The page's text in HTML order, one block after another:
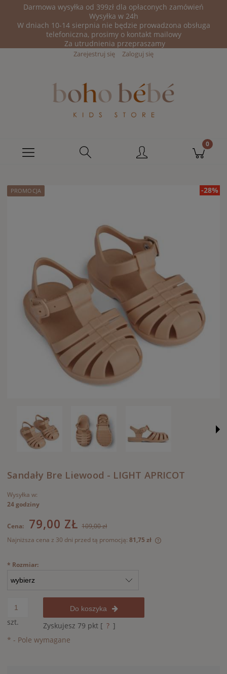
Darmowa wysyłka od 399zł dla opłaconych zamówień
Wysyłka w 24h
W dniach 10-14 sierpnia nie będzie prowadzona obsługa
telefoniczna, prosimy o kontakt mailowy
Za utrudnienia przepraszamy
Zarejestruj się Zaloguj się
PROMOCJA -28%
Sandały Bre Liewood - LIGHT APRICOT
Wysyłka w:
24 godziny
Cena: 79,00 ZŁ 109,00 zł
Najniższa cena z 30 dni przed tą promocją: 81,75 zł
* Rozmiar:
szt.
Do koszyka
Zyskujesz79 pkt [ ? ]
* - Pole wymagane